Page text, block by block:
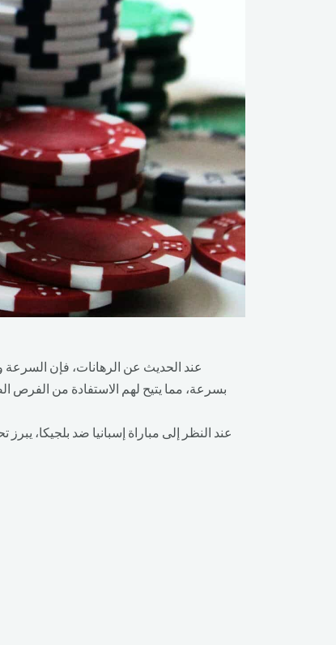
عند الحديث عن الرهانات، فإن السرعة
بسرعة، مما يتيح لهم الاستفادة من الفرص
عند النظر إلى مباراة إسبانيا ضد بلجيكا،